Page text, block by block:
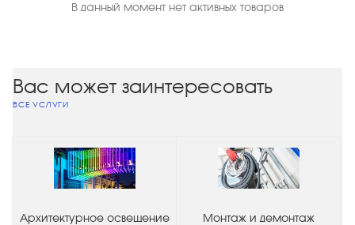
В данный момент нет активных товаров
Вас может заинтересовать
ВСЕ УСЛУГИ
Архитектурное освещение
Монтаж и демонтаж